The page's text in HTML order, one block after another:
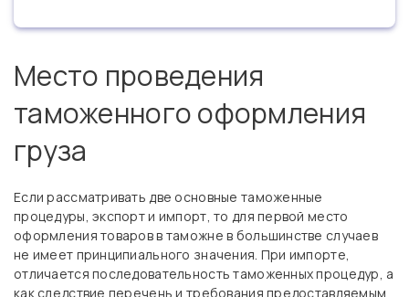
Место проведения
таможенного оформления
груза
Если рассматривать две основные таможенные
процедуры, экспорт и импорт, то для первой место
оформления товаров в таможне в большинстве случаев
не имеет принципиального значения. При импорте,
отличается последовательность таможенных процедур, а
как следствие перечень и требования предоставляемым